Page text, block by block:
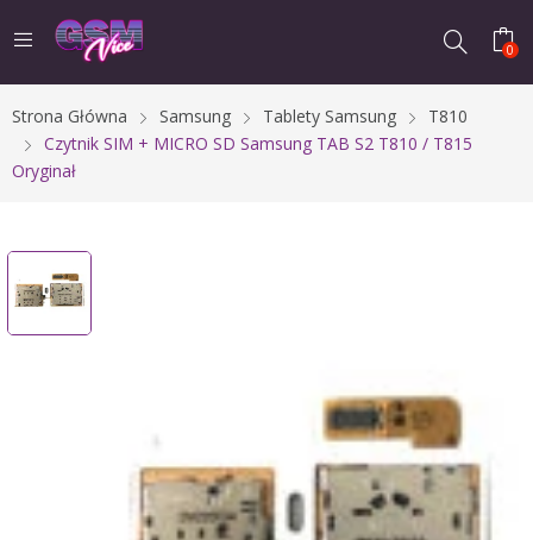
0
Strona Główna Samsung Tablety Samsung
T810
Czytnik SIM + MICRO SD Samsung TAB S2 T810 / T815
Oryginał